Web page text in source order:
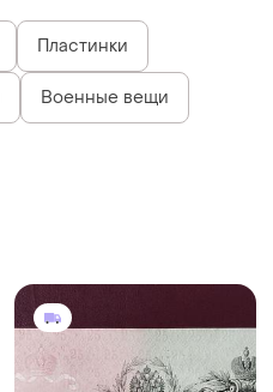
Пластинки
Военные вещи